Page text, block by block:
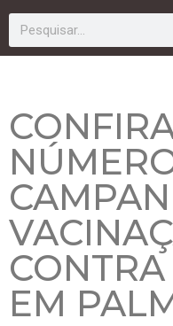
EM